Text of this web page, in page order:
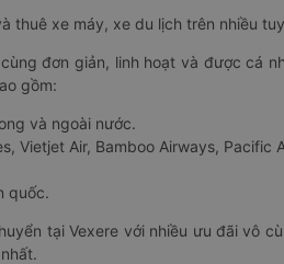
thuê xe máy, xe du lịch trên nhiều
đơn giản, linh hoạt và được cá
gồm:
và ngoài nước.
Vietjet Air, Bamboo Airways, Pacific
quốc.
tại Vexere với nhiều ưu đãi vô